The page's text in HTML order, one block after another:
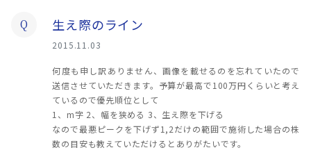
Q 生え際のライン
2015.11.03
何度も申し訳ありません、画像を載せるのを忘れていたので
送信させていただきます。予算が最高で100万円くらいと考え
ているので優先順位として
1、m字 2、幅を狭める 3、生え際を下げる
なので最悪ピークを下げず1,2だけの範囲で施術した場合の株
数の目安も教えていただけるとありがたいです。